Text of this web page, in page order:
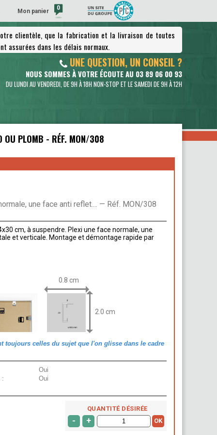
Mon panier 0
(vide)
clientèle, que la fabrication et la livraison de toutes
assurées dans les délais normaux.
UNE QUESTION, UN CONSEIL ?
NOUS SOMMES À VOTRE ÉCOUTE AU 03 89 06 00 93
DU LUNDI AU VENDREDI, DE 9H À 18H NON-STOP ET LE SAMEDI DE 9H À 12H
OU PLOMB - RÉF. MON/308
une face anti reflet.... — Réf. MON/308
cm, à suspendre. Plexi une face normale, une
et verticale. Montage et démontage rapide par
0.8 cm
2.0 cm
toujours celles du sujet que l'on glisse dans le cadre
:
Oui
Oui
QUANTITÉ DÉSIRÉE
- + OK